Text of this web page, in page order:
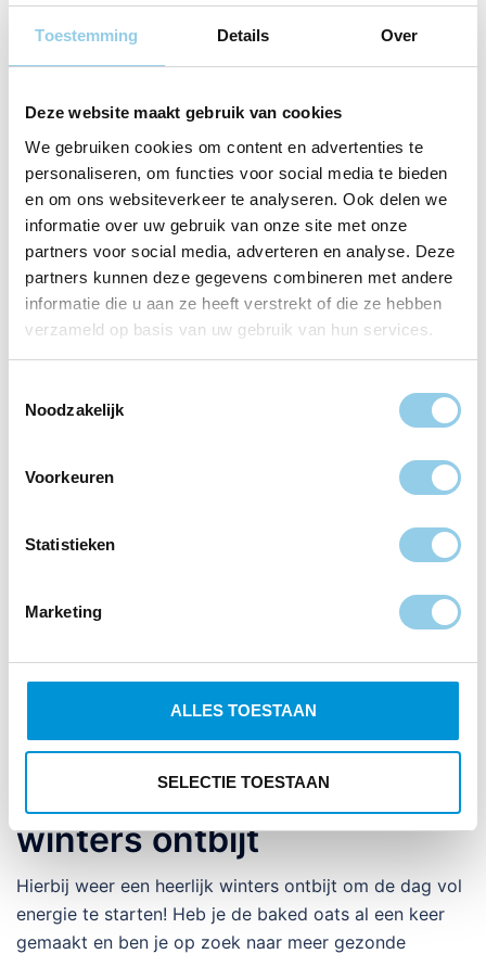
Toestemming Details Over
Deze website maakt gebruik van cookies
We gebruiken cookies om content en advertenties te
personaliseren, om functies voor social media te bieden
en om ons websiteverkeer te analyseren. Ook delen we
informatie over uw gebruik van onze site met onze
partners voor social media, adverteren en analyse. Deze
partners kunnen deze gegevens combineren met andere
informatie die u aan ze heeft verstrekt of die ze hebben
verzameld op basis van uw gebruik van hun services.
Noodzakelijk
Voorkeuren
Statistieken
Marketing
ALLES TOESTAAN
SELECTIE TOESTAAN
Guilt free brownies –
Onbezorgd genieten
Dit is een recept voor een geweldige guilt free
brownies! Ideaal om wat extra proteïnen binnen te
krijgen en te genieten! Heb je de brownes al een keer
gemaakt en ben je op zoek naar meer gezonde
recepten? Kijk dan hier voor meer heerlijke en
gezonde recepten.
Lees verder
Baked oats – Een heerlijk
winters ontbijt
Hierbij weer een heerlijk winters ontbijt om de dag vol
energie te starten! Heb je de baked oats al een keer
gemaakt en ben je op zoek naar meer gezonde